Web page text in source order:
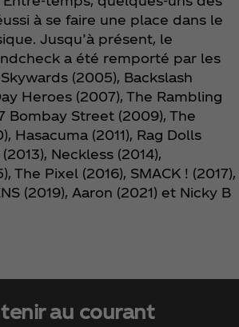
à se faire une place dans le
Jusqu’à présent, le
a été remporté par les
(2005), Backslash
Heroes (2007), The Rambling
Bombay Street (2009), The
Hasacuma (2011), Rag Dolls
Neckless (2014),
The Pixel (2016), SMACK ! (2017),
(2019), Aaron (2021) et Nicky B
au courant